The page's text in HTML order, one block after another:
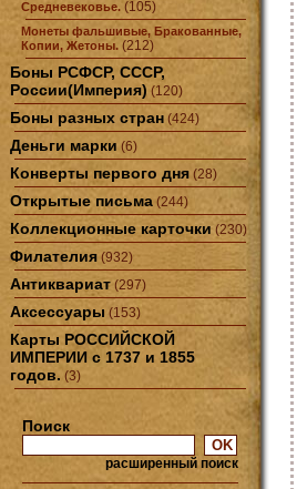
Средневековье. (105)
Монеты фальшивые, Бракованные,
Копии, Жетоны. (212)
Боны РСФСР, СССР,
России(Империя) (120)
Боны разных стран (424)
Деньги марки (6)
Конверты первого дня (28)
Открытые письма (244)
Коллекционные карточки(230)
Филателия (932)
Антиквариат (297)
Аксессуары (153)
Карты РОССИЙСКОЙ
ИМПЕРИИ с 1737 и 1855
годов. (3)
Поиск
расширенный поиск